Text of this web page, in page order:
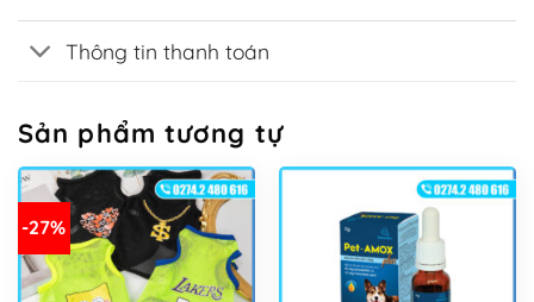
Thông tin thanh toán
Sản phẩm tương tự
-27%